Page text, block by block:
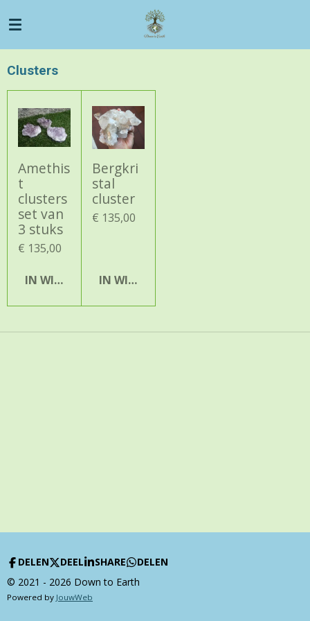
direct
naar
de
Clusters
Amethis
t
clusters
set van
3 stuks
€ 135,00
IN WINKELWAGEN
Bergkri
stal
cluster
€ 135,00
IN WINKELWAGEN
DELEN DEEL SHARE
DELEN
© 2021 - 2026 Down to Earth
Powered by JouwWeb